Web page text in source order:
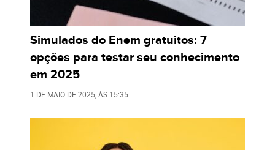
Simulados do Enem gratuitos: 7
opções para testar seu conhecimento
em 2025
1 DE MAIO DE 2025 , ÀS 15:35